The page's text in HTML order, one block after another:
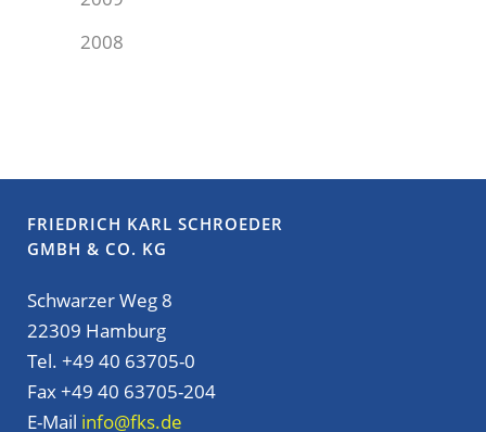
2008
FRIEDRICH KARL SCHROEDER
GMBH & CO. KG
Schwarzer Weg 8
22309 Hamburg
Tel. +49 40 63705-0
Fax +49 40 63705-204
E-Mail info@fks.de